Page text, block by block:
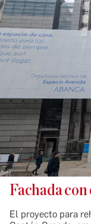
Fachada
El proyecto para